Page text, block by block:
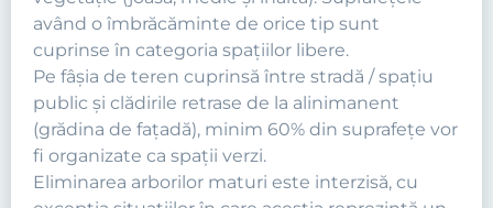
având o îmbrăcăminte de orice tip sunt
cuprinse în categoria spaţiilor libere.
Pe fâşia de teren cuprinsă între stradă / spaţiu
public şi clădirile retrase de la alinimanent
(grădina de faţadă), minim 60% din suprafeţe vor
fi organizate ca spaţii verzi.
Eliminarea arborilor maturi este interzisă, cu